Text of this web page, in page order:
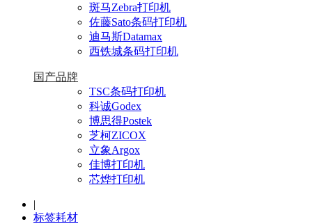
斑马Zebra打印机
佐藤Sato条码打印机
迪马斯Datamax
西铁城条码打印机
国产品牌
TSC条码打印机
科诚Godex
博思得Postek
芝柯ZICOX
立象Argox
佳博打印机
芯烨打印机
|
标签耗材